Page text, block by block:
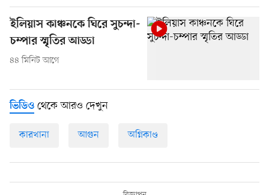
ইলিয়াস কাঞ্চনকে ঘিরে সুচন্দা-
চম্পার স্মৃতির আড্ডা
৪৪ মিনিট আগে
ভিডিও থেকে আরও দেখুন
কারখানা আগুন অগ্নিকাণ্ড